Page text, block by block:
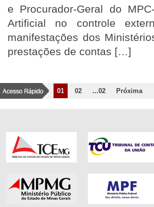
e Procurador-Geral do
Artificial no controle
manifestações dos
prestações de contas […]
01 02 ...02 Próxima